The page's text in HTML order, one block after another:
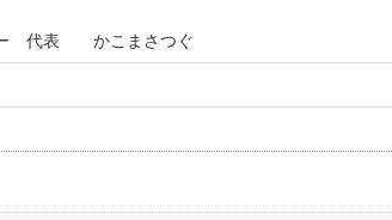
ー 代表 かこまさつぐ